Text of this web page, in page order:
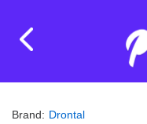
Brand: Drontal